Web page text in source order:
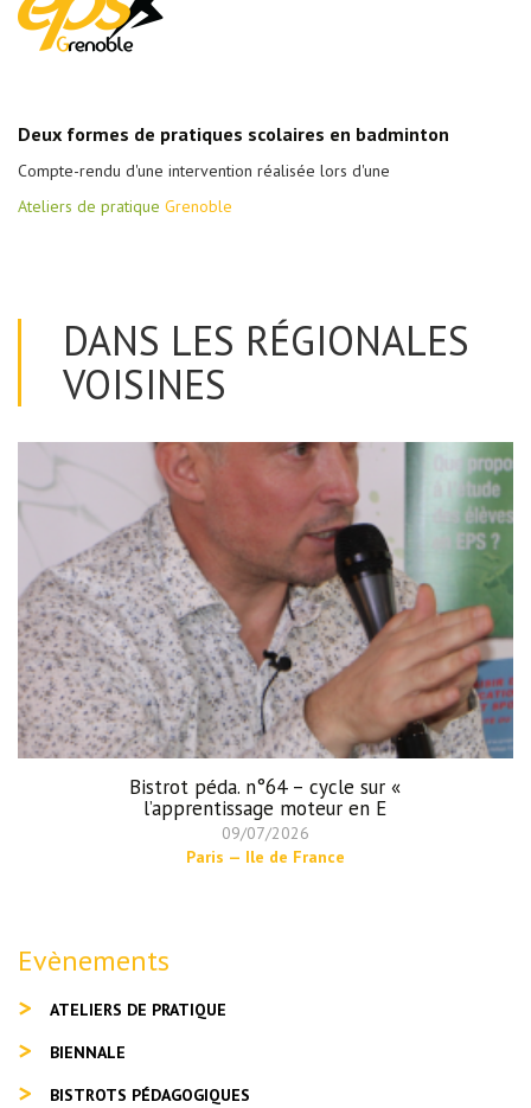
Deux formes de pratiques scolaires en badminton
Compte-rendu d'une intervention réalisée lors d'une
Ateliers de pratique Grenoble
DANS LES RÉGIONALES
VOISINES
Bistrot péda. n°64 – cycle sur «
l’apprentissage moteur en E
09/07/2026
Paris — Ile de France
Evènements
ATELIERS DE PRATIQUE
BIENNALE
BISTROTS PÉDAGOGIQUES